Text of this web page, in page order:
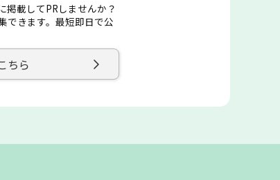
掲載してPRしませんか？
できます。最短即日で公
ちら